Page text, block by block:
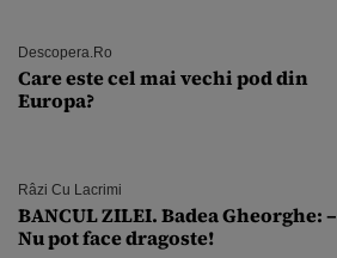
Descopera.ro
Care este cel mai vechi pod din
Europa?
Râzi Cu Lacrimi
BANCUL ZILEI. Badea Gheorghe: –
Nu pot face dragoste!